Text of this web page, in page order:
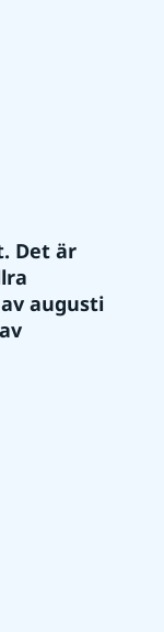
Det är
augusti